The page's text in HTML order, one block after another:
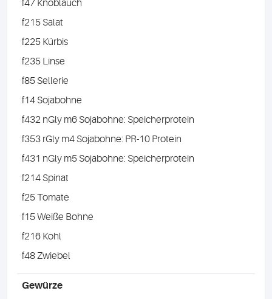
f47 Knoblauch
f215 Salat
f225 Kürbis
f235 Linse
f85 Sellerie
f14 Sojabohne
f432 nGly m6 Sojabohne: Speicherprotein
f353 rGly m4 Sojabohne: PR-10 Protein
f431 nGly m5 Sojabohne: Speicherprotein
f214 Spinat
f25 Tomate
f15 Weiße Bohne
f216 Kohl
f48 Zwiebel
Gewürze